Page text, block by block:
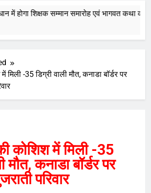
शिक्षक सम्मान समारोह एवं भागवत कथा का
मिली -35 डिग्री वाली मौत, कनाडा बॉर्डर पर
कोशिश में मिली -35
मौत, कनाडा बॉर्डर पर
परिवार